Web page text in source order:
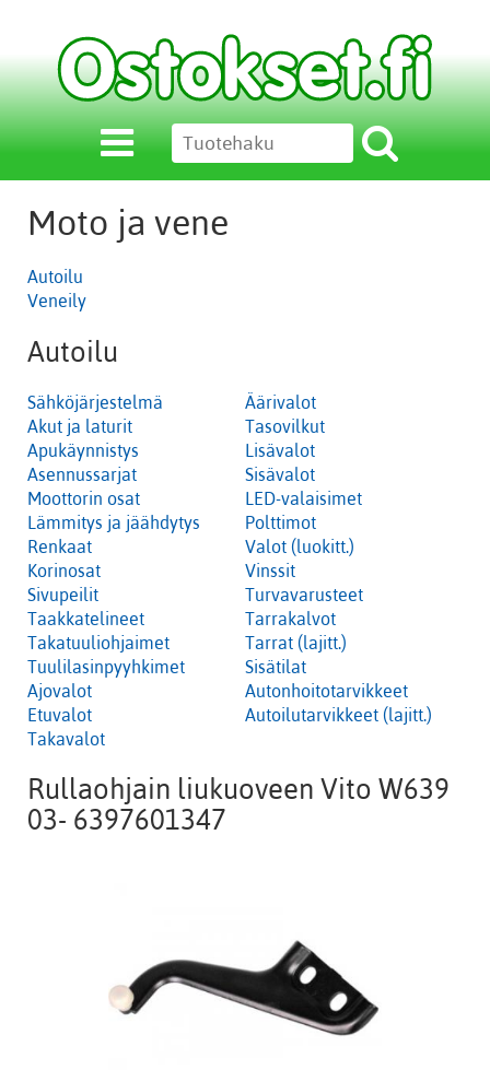
Moto ja vene
Autoilu
Veneily
Autoilu
Sähköjärjestelmä
Akut ja laturit
Apukäynnistys
Asennussarjat
Moottorin osat
Lämmitys ja jäähdytys
Renkaat
Korinosat
Sivupeilit
Taakkatelineet
Takatuuliohjaimet
Tuulilasinpyyhkimet
Ajovalot
Etuvalot
Takavalot
Äärivalot
Tasovilkut
Lisävalot
Sisävalot
LED-valaisimet
Polttimot
Valot (luokitt.)
Vinssit
Turvavarusteet
Tarrakalvot
Tarrat (lajitt.)
Sisätilat
Autonhoitotarvikkeet
Autoilutarvikkeet (lajitt.)
Rullaohjain liukuoveen Vito W639
03- 6397601347